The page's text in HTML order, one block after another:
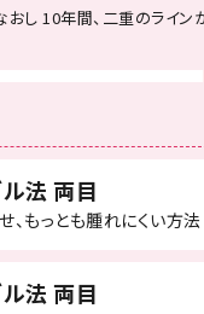
し 10年間、二重のライ
法 両目
もっとも腫れにくい方法
法 両目